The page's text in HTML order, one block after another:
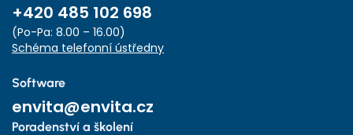
+420 485 102 698
(Po-Pa: 8.00 – 16.00)
Schéma telefonní ústředny
Software
envita@envita.cz
Poradenství a školení